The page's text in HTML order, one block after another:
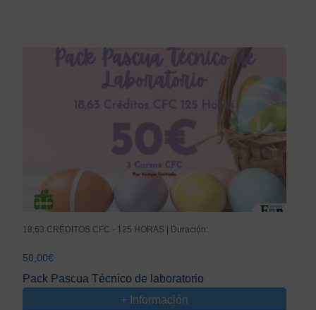
18,63 CRÉDITOS CFC - 125 HORAS | Duración:
50,00€
Pack Pascua Técnico de laboratorio
+ Información